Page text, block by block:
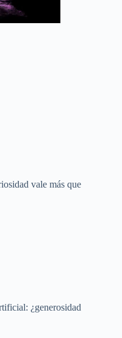
vale más que
¿generosidad